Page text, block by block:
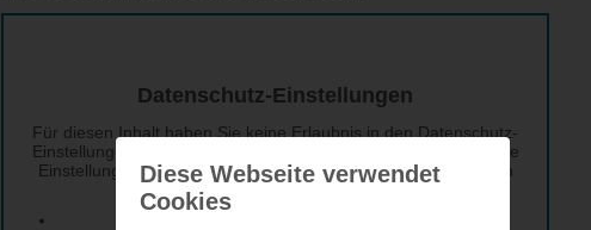
Diese Webseite verwendet
Cookies